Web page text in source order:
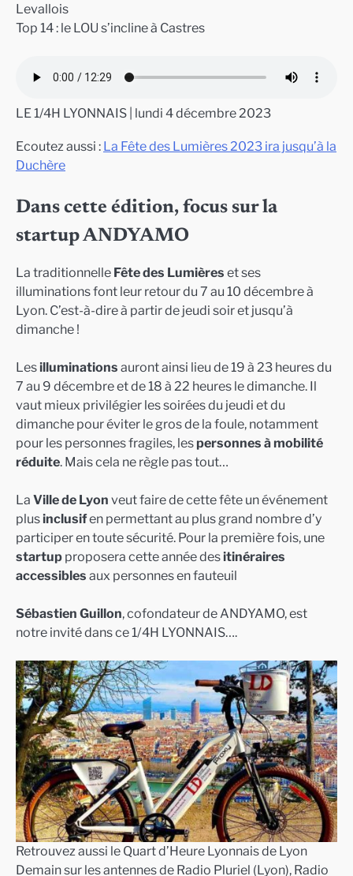
Levallois
Top 14 : le LOU s’incline à Castres
LE 1/4H LYONNAIS | lundi 4 décembre 2023
Ecoutez aussi : La Fête des Lumières 2023 ira jusqu’à la
Duchère
Dans cette édition, focus sur la
startup ANDYAMO
La traditionnelle Fête des Lumières et ses
illuminations font leur retour du 7 au 10 décembre à
Lyon. C’est-à-dire à partir de jeudi soir et jusqu’à
dimanche !
Lesilluminations auront ainsi lieu de 19 à 23 heures du
7 au 9 décembre et de 18 à 22 heures le dimanche. Il
vaut mieux privilégier les soirées du jeudi et du
dimanche pour éviter le gros de la foule, notamment
pour les personnes fragiles, les personnes à mobilité
réduite. Mais cela ne règle pas tout…
La Ville de Lyon veut faire de cette fête un événement
plusinclusifen permettant au plus grand nombre d’y
participer en toute sécurité. Pour la première fois, une
startup proposera cette année desitinéraires
accessibles aux personnes en fauteuil
Sébastien Guillon, cofondateur de ANDYAMO, est
notre invité dans ce 1/4H LYONNAIS….
Retrouvez aussi le Quart d’Heure Lyonnais de Lyon
Demain sur les antennes de Radio Pluriel (Lyon), Radio